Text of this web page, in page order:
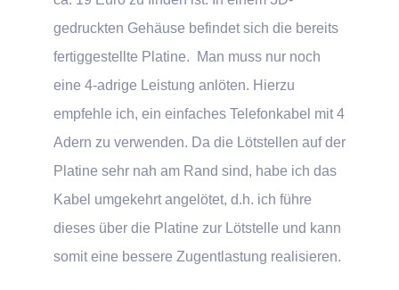
gedruckten Gehäuse befindet sich die bereits
fertiggestellte Platine. Man muss nur noch
eine 4-adrige Leistung anlöten. Hierzu
empfehle ich, ein einfaches Telefonkabel mit 4
Adern zu verwenden. Da die Lötstellen auf der
Platine sehr nah am Rand sind, habe ich das
Kabel umgekehrt angelötet, d.h. ich führe
dieses über die Platine zur Lötstelle und kann
somit eine bessere Zugentlastung realisieren.